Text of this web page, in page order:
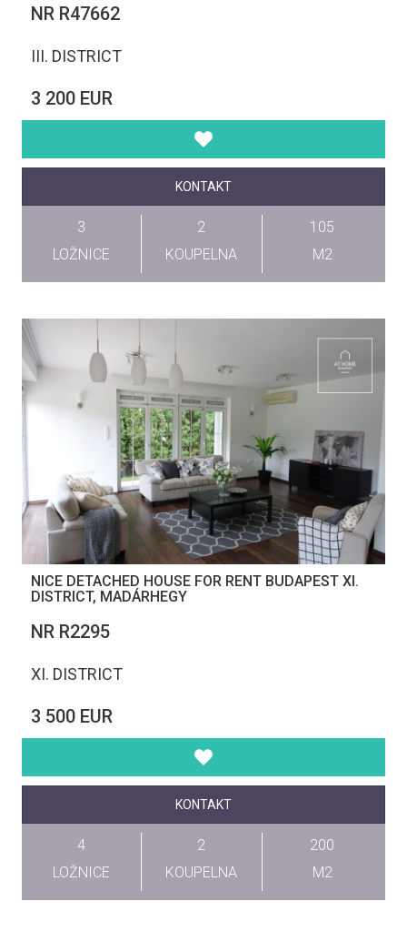
NR R47662
III. DISTRICT
3 200 EUR
KONTAKT
3
LOŽNICE
2
KOUPELNA
105
M2
NICE DETACHED HOUSE FOR RENT BUDAPEST XI.
DISTRICT, MADÁRHEGY
NR R2295
XI. DISTRICT
3 500 EUR
KONTAKT
4
LOŽNICE
2
KOUPELNA
200
M2